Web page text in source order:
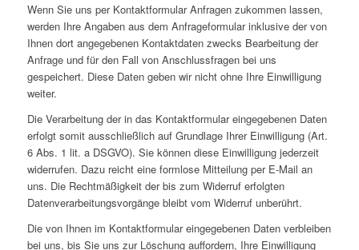
Wenn Sie uns per Kontaktformular Anfragen zukommen lassen,
werden Ihre Angaben aus dem Anfrageformular inklusive der von
Ihnen dort angegebenen Kontaktdaten zwecks Bearbeitung der
Anfrage und für den Fall von Anschlussfragen bei uns
gespeichert. Diese Daten geben wir nicht ohne Ihre Einwilligung
weiter.
Die Verarbeitung der in das Kontaktformular eingegebenen Daten
erfolgt somit ausschließlich auf Grundlage Ihrer Einwilligung (Art.
6 Abs. 1 lit. a DSGVO). Sie können diese Einwilligung jederzeit
widerrufen. Dazu reicht eine formlose Mitteilung per E-Mail an
uns. Die Rechtmäßigkeit der bis zum Widerruf erfolgten
Datenverarbeitungsvorgänge bleibt vom Widerruf unberührt.
Die von Ihnen im Kontaktformular eingegebenen Daten verbleiben
bei uns, bis Sie uns zur Löschung auffordern, Ihre Einwilligung